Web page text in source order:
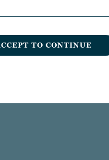
TO CONTINUE
Estate